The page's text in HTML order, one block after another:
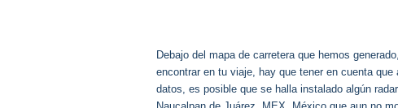
Debajo del mapa de carretera que hemos
encontrar en tu viaje, hay que tener en cuenta
datos, es posible que se halla instalado algún